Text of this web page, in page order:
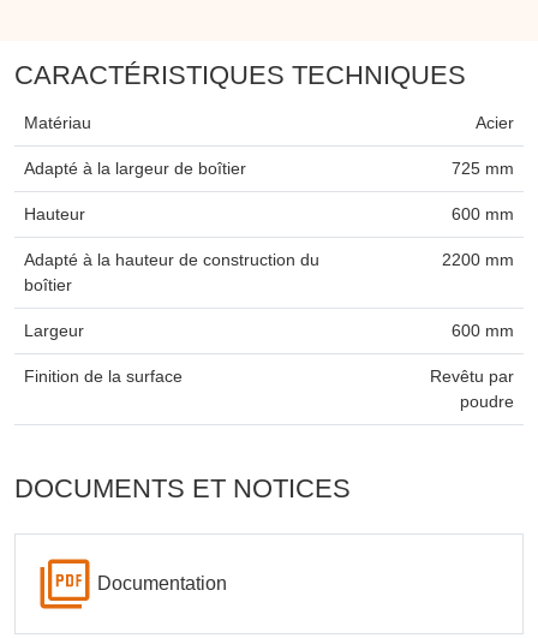
CARACTÉRISTIQUES TECHNIQUES
Matériau Acier
Adapté à la largeur de boîtier 725 mm
Hauteur 600 mm
Adapté à la hauteur de construction du
boîtier
2200 mm
Largeur 600 mm
Finition de la surface
Revêtu par
poudre
DOCUMENTS ET NOTICES
Documentation